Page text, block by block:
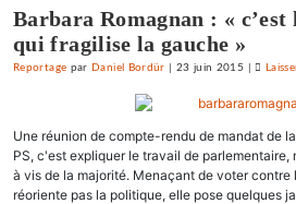
Barbara Romagnan : « c’est
qui fragilise la gauche »
Reportage par Daniel Bordür 23 juin 2015
Une réunion de compte-rendu de mandat de
PS, c'est expliquer le travail de parlementaire,
à vis de la majorité. Menaçant de voter contre
réoriente pas la politique, elle pose quelques